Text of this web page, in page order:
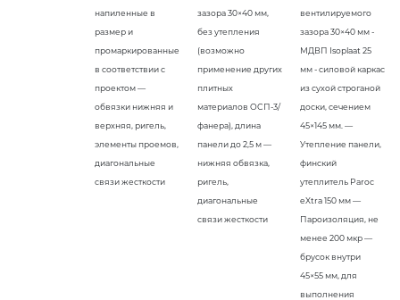
напиленные в
размер и
промаркированные
в соответствии с
проектом —
обвязки нижняя и
верхняя, ригель,
элементы проемов,
диагональные
связи жесткости
зазора 30×40 мм,
без утепления
(возможно
применение других
плитных
материалов ОСП-3/
фанера), длина
панели до 2,5 м —
нижняя обвязка,
ригель,
диагональные
связи жесткости
вентилируемого
зазора 30×40 мм -
МДВП Isoplaat 25
мм - силовой каркас
из сухой строганой
доски, сечением
45×145 мм. —
Утепление панели,
финский
утеплитель Paroc
eXtra 150 мм —
Пароизоляция, не
менее 200 мкр —
брусок внутри
45×55 мм, для
выполнения